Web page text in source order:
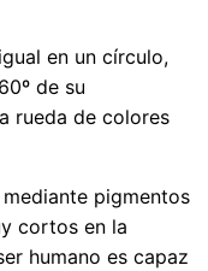
en un círculo,
de su
rueda de colores
pigmentos
cortos en la
humano es capaz